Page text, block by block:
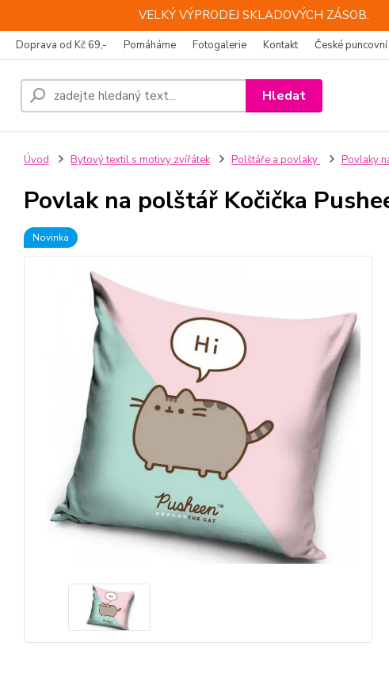
VELKÝ VÝPRODEJ SKLADOVÝCH ZÁSOB.
Doprava od Kč 69,- Pomáháme Fotogalerie Kontakt České
Hledat
Úvod Bytový textil s motivy zvířátek Polštáře a povlaky Povlaky
Povlak na polštář Kočička
Novinka